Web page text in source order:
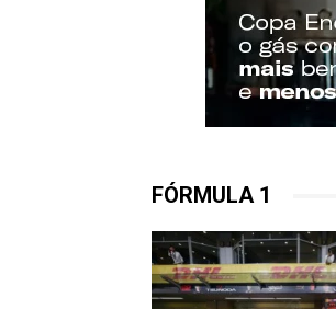
FÓRMULA 1